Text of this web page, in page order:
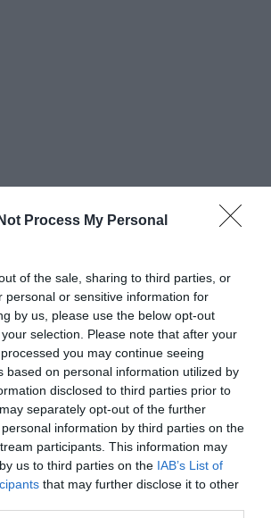
Process My Personal
of the sale, sharing to third parties, or
personal or sensitive information for
by us, please use the below opt-out
selection. Please note that after your
you may continue seeing
based on personal information utilized by
disclosed to third parties prior to
separately opt-out of the further
information by third parties on the
participants. This information may
us to third parties on the IAB’s List of
that may further disclose it to other